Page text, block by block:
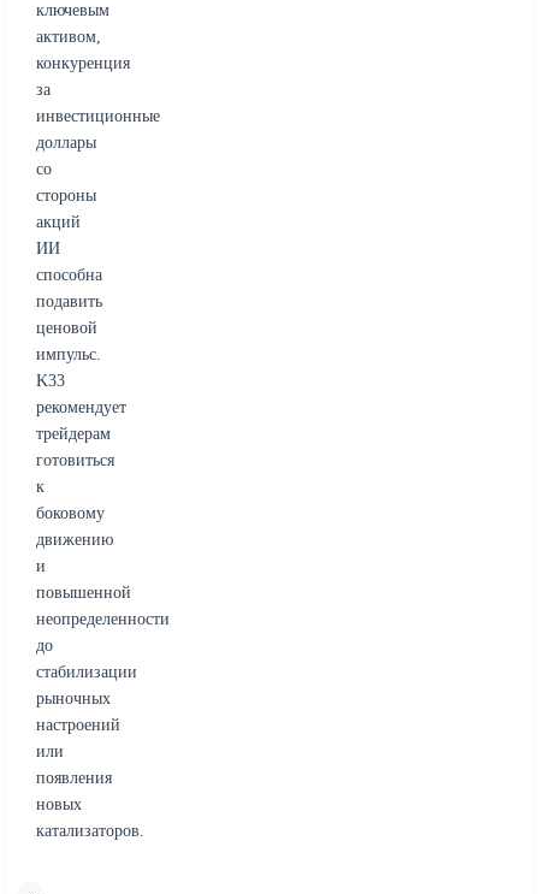
ключевым
активом,
конкуренция
за
инвестиционные
доллары
со
стороны
акций
ИИ
способна
подавить
ценовой
импульс.
K33
рекомендует
трейдерам
готовиться
к
боковому
движению
и
повышенной
неопределенности
до
стабилизации
рыночных
настроений
или
появления
новых
катализаторов.